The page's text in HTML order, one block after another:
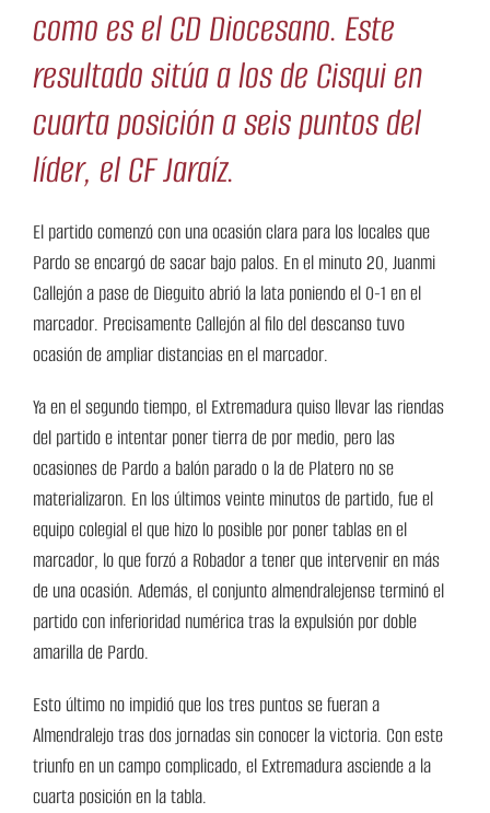
como es el CD Diocesano. Este
resultado sitúa a los de Cisqui en
cuarta posición a seis puntos del
líder, el CF Jaraíz.
El partido comenzó con una ocasión clara para los locales que
Pardo se encargó de sacar bajo palos. En el minuto 20, Juanmi
Callejón a pase de Dieguito abrió la lata poniendo el 0-1 en el
marcador. Precisamente Callejón al filo del descanso tuvo
ocasión de ampliar distancias en el marcador.
Ya en el segundo tiempo, el Extremadura quiso llevar las riendas
del partido e intentar poner tierra de por medio, pero las
ocasiones de Pardo a balón parado o la de Platero no se
materializaron. En los últimos veinte minutos de partido, fue el
equipo colegial el que hizo lo posible por poner tablas en el
marcador, lo que forzó a Robador a tener que intervenir en más
de una ocasión. Además, el conjunto almendralejense terminó el
partido con inferioridad numérica tras la expulsión por doble
amarilla de Pardo.
Esto último no impidió que los tres puntos se fueran a
Almendralejo tras dos jornadas sin conocer la victoria. Con este
triunfo en un campo complicado, el Extremadura asciende a la
cuarta posición en la tabla.